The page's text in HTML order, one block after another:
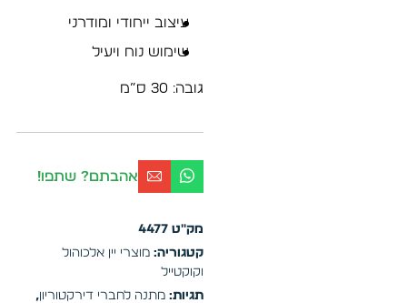
עיצוב ייחודי ומודרני
שימוש נוח ויעיל
גובה: 30 ס”מ
אהבתם? שתפו!
מק"ט 4477
קטגוריה: מוצרי יין אלכוהול
וקוקטייל
תגיות: מתנה לחברי דירקטוריון,